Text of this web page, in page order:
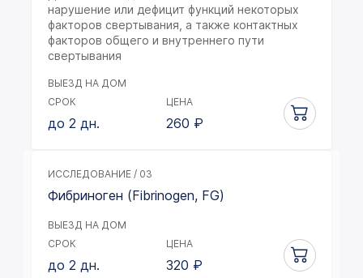
нарушение или дефицит функций некоторых
факторов свертывания, а также контактных
факторов общего и внутреннего пути
свертывания
ВЫЕЗД НА ДОМ
СРОК
до 2 дн.
ЦЕНА
260 ₽
ИССЛЕДОВАНИЕ / 03
Фибриноген (Fibrinogen, FG)
ВЫЕЗД НА ДОМ
СРОК
до 2 дн.
ЦЕНА
320 ₽